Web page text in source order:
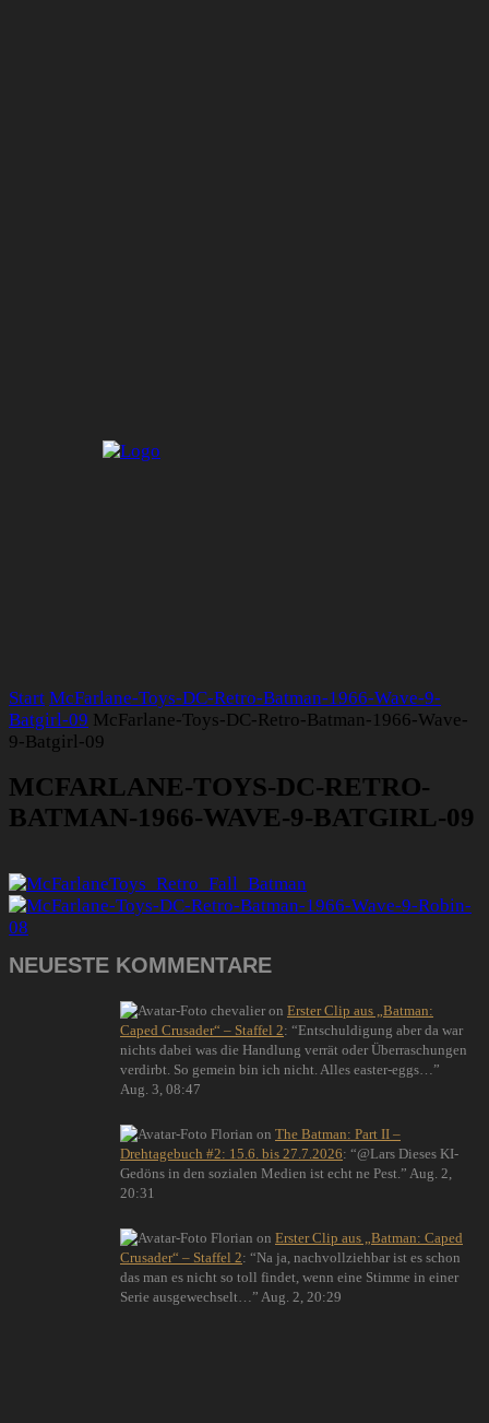
Start McFarlane-Toys-DC-Retro-Batman-1966-Wave-9-
Batgirl-09 McFarlane-Toys-DC-Retro-Batman-1966-Wave-
9-Batgirl-09
MCFARLANE-TOYS-DC-RETRO-
BATMAN-1966-WAVE-9-BATGIRL-09
NEUESTE KOMMENTARE
chevalier on Erster Clip aus „Batman:
Caped Crusader“ – Staffel 2: “Entschuldigung aber da war
nichts dabei was die Handlung verrät oder Überraschungen
verdirbt. So gemein bin ich nicht. Alles easter-eggs… ”
Aug. 3, 08:47
Florian on The Batman: Part II –
Drehtagebuch #2: 15.6. bis 27.7.2026: “@Lars Dieses KI-
Gedöns in den sozialen Medien ist echt ne Pest. ” Aug. 2,
20:31
Florian on Erster Clip aus „Batman: Caped
Crusader“ – Staffel 2: “Na ja, nachvollziehbar ist es schon
das man es nicht so toll findet, wenn eine Stimme in einer
Serie ausgewechselt… ” Aug. 2, 20:29